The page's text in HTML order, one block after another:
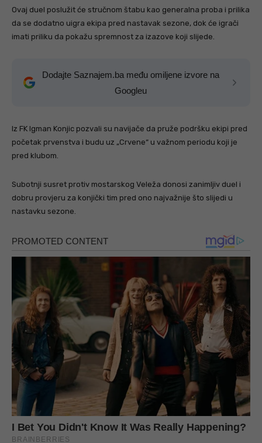
Ovaj duel poslužit će stručnom štabu kao generalna proba i prilika
da se dodatno uigra ekipa pred nastavak sezone, dok će igrači
imati priliku da pokažu spremnost za izazove koji slijede.
Dodajte Saznajem.ba među omiljene izvore na
Googleu
Iz FK Igman Konjic pozvali su navijače da pruže podršku ekipi pred
početak prvenstva i budu uz „Crvene“ u važnom periodu koji je
pred klubom.
Subotnji susret protiv mostarskog Veleža donosi zanimljiv duel i
dobru provjeru za konjički tim pred ono najvažnije što slijedi u
nastavku sezone.